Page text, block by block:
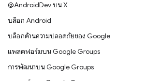
@AndroidDev บน X
บล็อก Android
บล็อกด้านความปลอดภัยของ Google
แพลตฟอร์มบน Google Groups
การพัฒนาบน Google Groups